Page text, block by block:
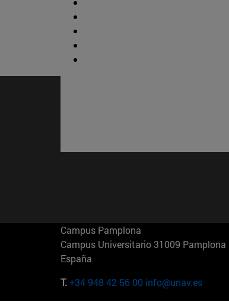
Campus Pamplona
Campus Universitario 31009 Pamplona
España
T.+34 948 42 56 00 info@unav.es